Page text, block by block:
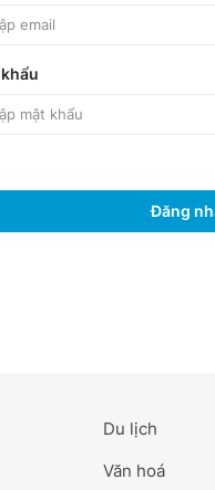
Đăng
Du lịch
Văn hoá